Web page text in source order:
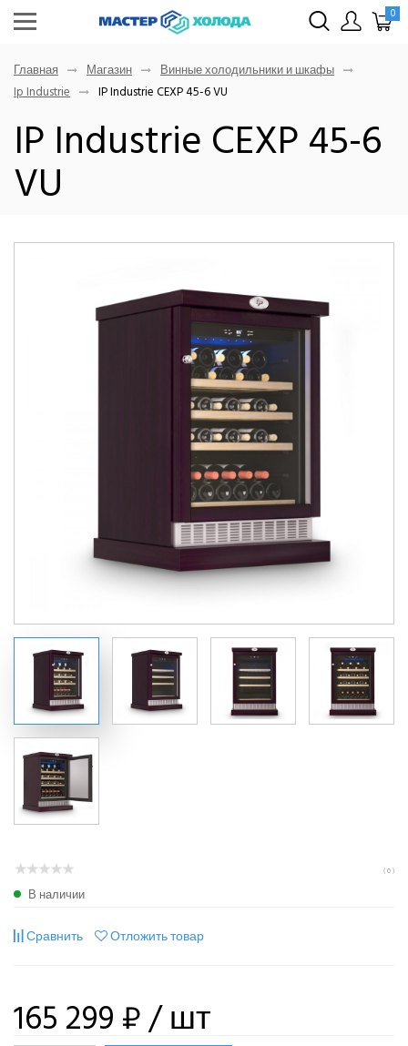
0
Главная Магазин
Винные холодильники и шкафы
Ip Industrie
IP Industrie CEXP 45-6 VU
IP Industrie CEXP 45-6
VU
( 0 )
В наличии
Сравнить Отложить товар
165 299 ₽/ шт